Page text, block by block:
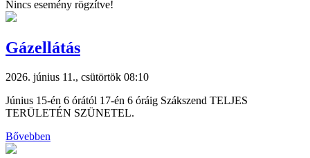
Nincs esemény rögzítve!
Gázellátás
2026. június 11., csütörtök 08:10
Június 15-én 6 órától 17-én 6 óráig Szákszend TELJES
TERÜLETÉN SZÜNETEL.
Bővebben